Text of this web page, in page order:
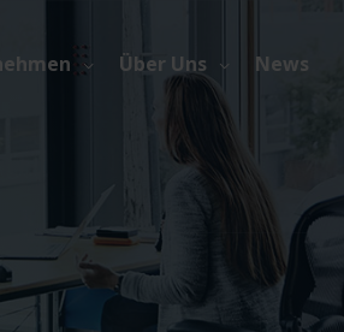
Über Uns News